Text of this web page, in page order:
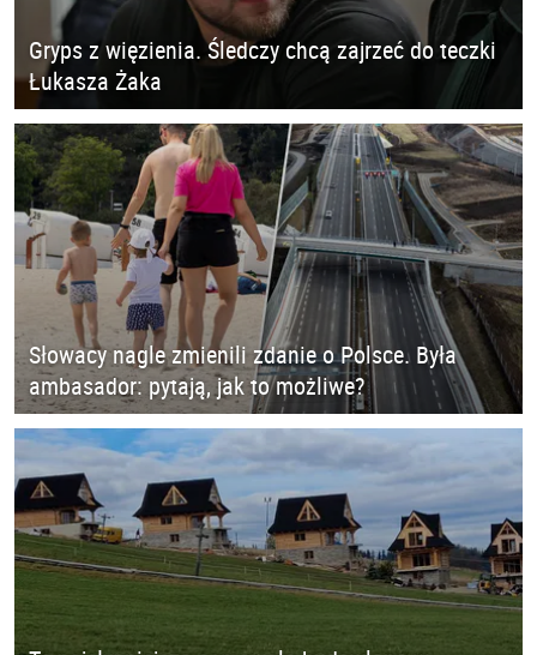
Gryps z więzienia. Śledczy chcą zajrzeć do teczki
Łukasza Żaka
Słowacy nagle zmienili zdanie o Polsce. Była
ambasador: pytają, jak to możliwe?